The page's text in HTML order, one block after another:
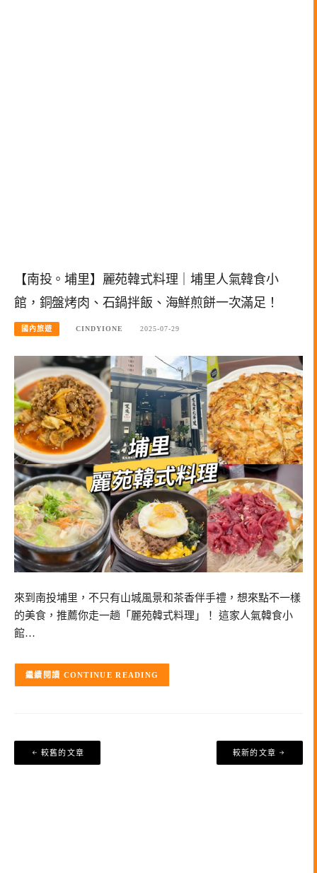
【南投。埔里】麗苑韓式料理｜埔里人氣韓食小
館，銅盤烤肉、石鍋拌飯、海鮮煎餅一次滿足！
國內旅遊 CINDYIONE 2025-07-29
來到南投埔里，不只有山城風景和茶香伴手禮，想來點不一樣
的美食，推薦你走一趟「麗苑韓式料理」！ 這家人氣韓食小
館…
CONTINUE READING
文
章
較舊的文章 較新的文章